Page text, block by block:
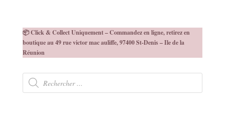
📦 Click & Collect Uniquement – Commandez en ligne, retirez en
boutique au 49 rue victor mac auliffe, 97400 St-Denis – Ile de la
Réunion
Recherche
produits